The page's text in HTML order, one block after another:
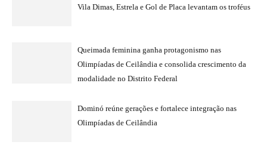
Vila Dimas, Estrela e Gol de Placa levantam os troféus
Queimada feminina ganha protagonismo nas
Olimpíadas de Ceilândia e consolida crescimento da
modalidade no Distrito Federal
Dominó reúne gerações e fortalece integração nas
Olimpíadas de Ceilândia